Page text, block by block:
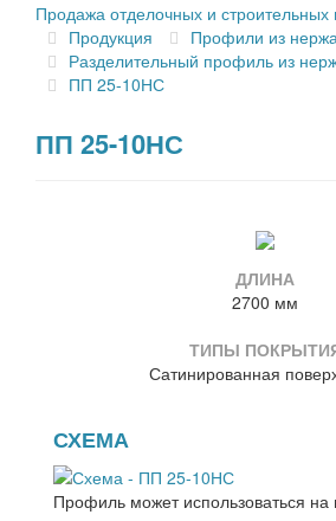
Продажа отделочных и строительных
Продукция
Профили из
Разделительный профиль из
ПП 25-10НС
ПП 25-10НС
ДЛИНА
2700 мм
ТИПЫ
Сатинированная
СХЕМА
Профиль может использоваться на